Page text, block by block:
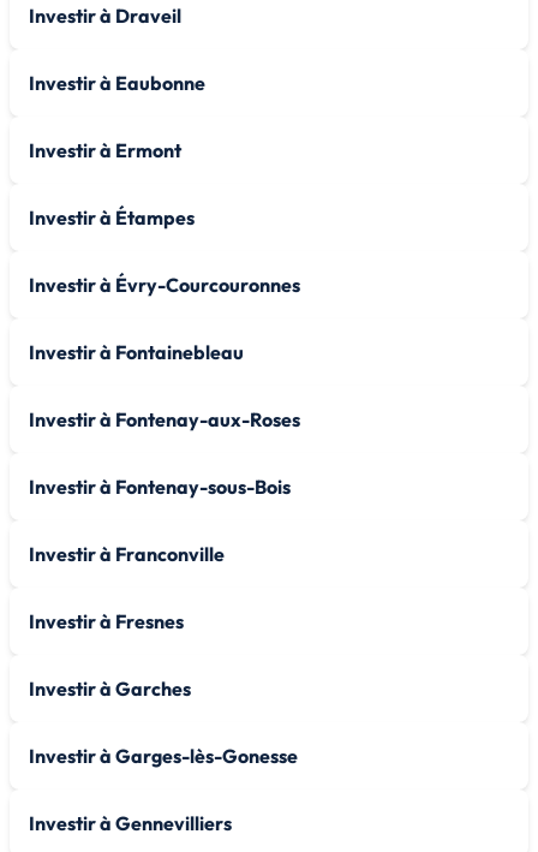
Investir à Draveil
Investir à Eaubonne
Investir à Ermont
Investir à Étampes
Investir à Évry-Courcouronnes
Investir à Fontainebleau
Investir à Fontenay-aux-Roses
Investir à Fontenay-sous-Bois
Investir à Franconville
Investir à Fresnes
Investir à Garches
Investir à Garges-lès-Gonesse
Investir à Gennevilliers